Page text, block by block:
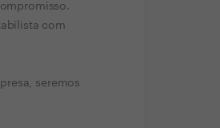
com
seremos